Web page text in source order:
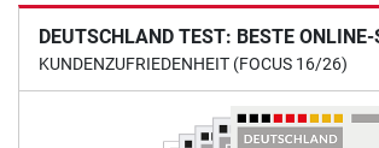
DEUTSCHLAND TEST: BESTE ONLINE-
KUNDENZUFRIEDENHEIT (FOCUS 16/26)